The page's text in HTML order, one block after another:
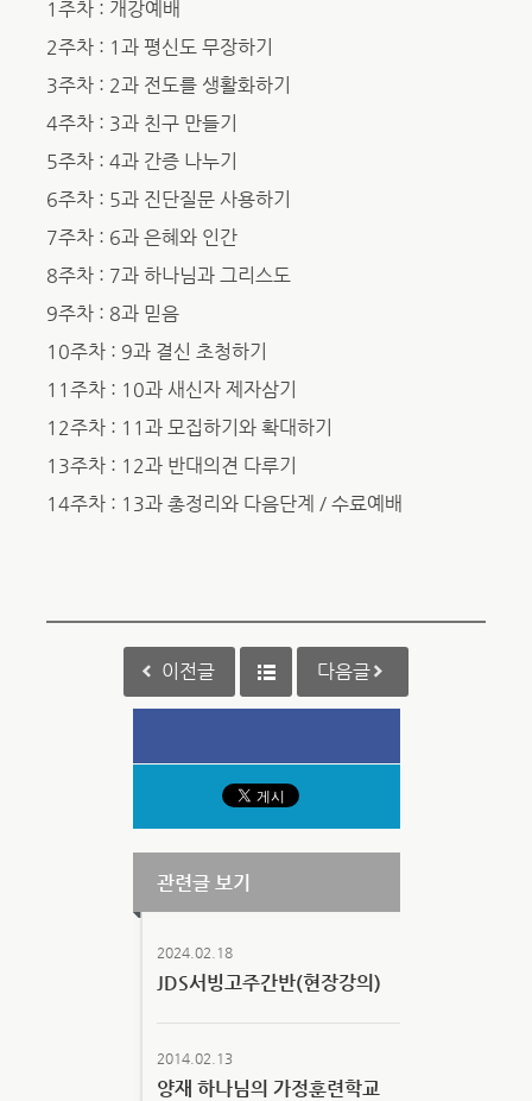
1주차 : 개강예배
2주차 : 1과 평신도 무장하기
3주차 : 2과 전도를 생활화하기
4주차 : 3과 친구 만들기
5주차 : 4과 간증 나누기
6주차 : 5과 진단질문 사용하기
7주차 : 6과 은혜와 인간
8주차 : 7과 하나님과 그리스도
9주차 : 8과 믿음
10주차 : 9과 결신 초청하기
11주차 : 10과 새신자 제자삼기
12주차 : 11과 모집하기와 확대하기
13주차 : 12과 반대의견 다루기
14주차 : 13과 총정리와 다음단계 / 수료예배
이전글 다음글
관련글 보기
2024.02.18
JDS서빙고주간반(현장강의)
2014.02.13
양재 하나님의 가정훈련학교